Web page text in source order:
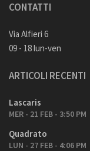
CONTATTI
Via Alfieri 6
09 - 18 lun-ven
ARTICOLI RECENTI
Lascaris
MER - 21 FEB - 3:50 PM
Quadrato
LUN - 27 FEB - 4:06 PM